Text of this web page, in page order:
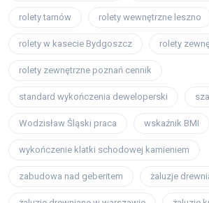
rolety tarnów rolety wewnętrzne leszno
rolety w kasecie Bydgoszcz rolety
rolety zewnętrzne poznań cennik
standard wykończenia deweloperski
Wodzisław Śląski praca wskaźnik BMI
wykończenie klatki schodowej kamieniem
zabudowa nad geberitem żaluzje